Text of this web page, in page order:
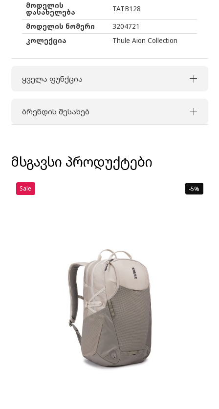
მოდელის
დასახელება
TATB128
მოდელის ნომერი
3204721
კოლექცია
Thule Aion Collection
ყველა ფუნქცია
ბრენდის შესახებ
მსგავსი პროდუქტები
Sale -5%